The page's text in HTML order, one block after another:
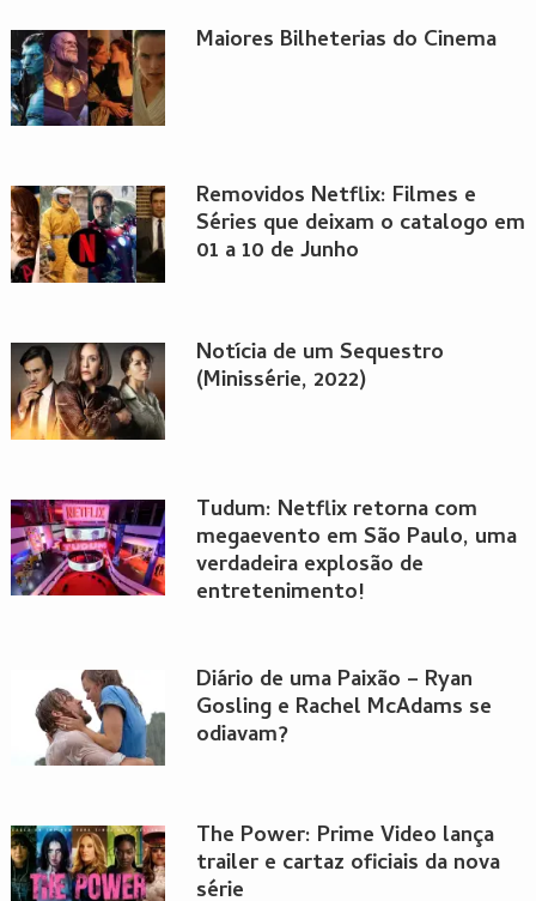
Maiores Bilheterias do Cinema
Removidos Netflix: Filmes e
Séries que deixam o catalogo em
01 a 10 de Junho
Notícia de um Sequestro
(Minissérie, 2022)
Tudum: Netflix retorna com
megaevento em São Paulo, uma
verdadeira explosão de
entretenimento!
Diário de uma Paixão – Ryan
Gosling e Rachel McAdams se
odiavam?
The Power: Prime Video lança
trailer e cartaz oficiais da nova
série